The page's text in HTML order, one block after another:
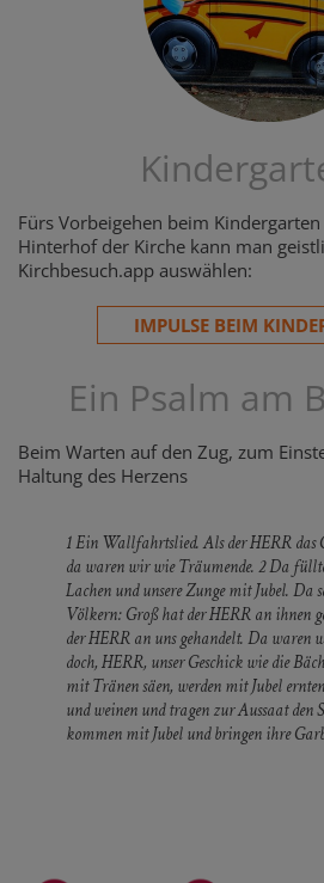
Fürs Vorbeigehen beim
Hinterhof der Kirche kann man
Kirchbesuch.app auswählen:
IMPULSE BEIM
Ein Psalm am
Beim Warten auf den Zug, zum
Haltung des Herzens
1 Ein Wallfahrtslied. Als der HERR das
da waren wir wie Träumende. 2 Da
Lachen und unsere Zunge mit Jubel. Da
Völkern: Groß hat der HERR an ihnen
der HERR an uns gehandelt. Da waren
doch, HERR, unser Geschick wie die
mit Tränen säen, werden mit Jubel
und weinen und tragen zur Aussaat den
kommen mit Jubel und bringen ihre